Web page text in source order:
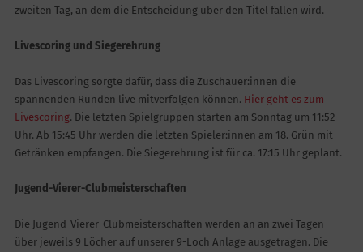
zweiten Tag, an dem die Entscheidung über den Titel fallen wird.
Livescoring und Siegerehrung
Das Livescoring sorgte dafür, dass die Zuschauer:innen die
spannenden Runden live mitverfolgen können. Hier geht es zum
Livescoring. Die letzten Spielgruppen starten am Sonntag um 11:52
Uhr. Ab 15:45 Uhr werden die letzten Spieler:innen am 18. Grün mit
Getränken empfangen. Die Siegerehrung ist für ca. 17:15 Uhr geplant.
Jugend-Vierer-Clubmeisterschaften
Die Jugend-Vierer-Clubmeisterschaften werden an an zwei Tagen
über jeweils 9 Löcher auf unserer 9-Loch Anlage ausgetragen. Die